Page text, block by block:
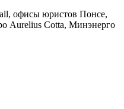
офисы юристов Понсе,
Aurelius Cotta, Минэнерго